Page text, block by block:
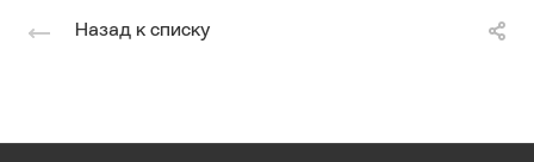
Назад к списку